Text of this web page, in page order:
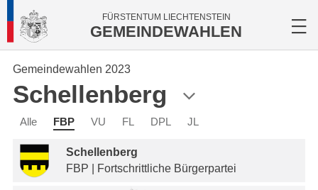
FÜRSTENTUM LIECHTENSTEIN
GEMEINDEWAHLEN
Gemeindewahlen 2023
Schellenberg
Alle FBP VU FL DPL JL
Schellenberg
FBP | Fortschrittliche Bürgerpartei